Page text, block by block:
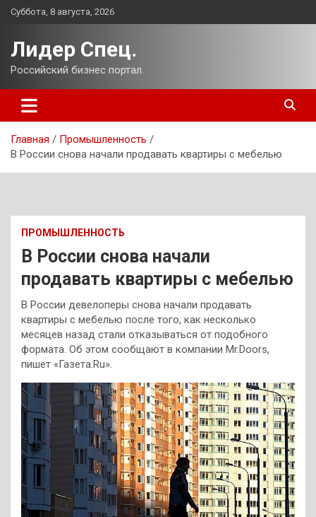
Перейти
Суббота, 8 августа, 2026
Лидер Спец.
Российский бизнес портал.
Главная
Промышленность
В России снова начали продавать квартиры с мебелью
ПРОМЫШЛЕННОСТЬ
В России снова начали
продавать квартиры с мебелью
В России девелоперы снова начали продавать
квартиры с мебелью после того, как несколько
месяцев назад стали отказываться от подобного
формата. Об этом сообщают в компании Mr.Doors,
пишет «Газета.Ru».